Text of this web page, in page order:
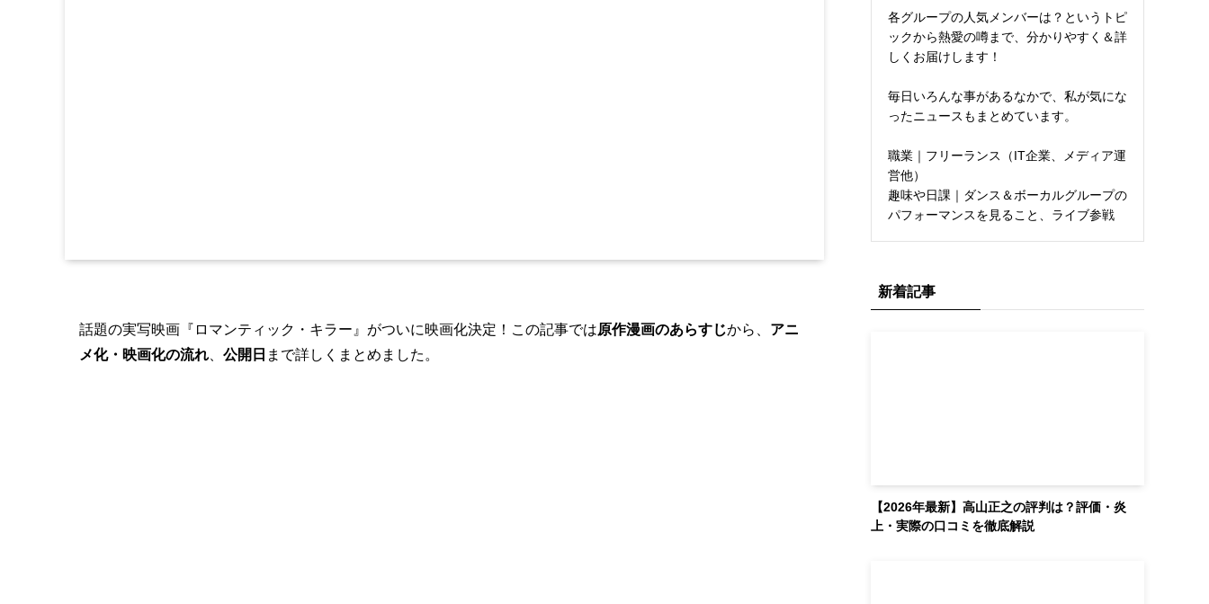
話題の実写映画『ロマンティック・キラー』がついに映画化決定！この記事では原作漫画のあらすじから、 アニ
メ化・映画化の流れ
公開日 まで詳しくまとめました。
各グループの人気メンバーは？というトピ
ックから熱愛の噂まで、分かりやすく＆詳
しくお届けします！
毎日いろんな事があるなかで、私が気にな
ったニュースもまとめています。
職業｜フリーランス（IT企業、メディア運
営他）
趣味や日課｜ダンス＆ボーカルグループの
パフォーマンスを見ること、ライブ参戦
新着記事
【2026年最新】高山正之の評判は？評価・炎
上・実際の口コミを徹底解説